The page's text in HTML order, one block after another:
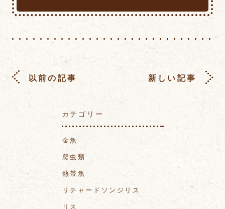
以前の記事 新しい記事
カテゴリー
金魚
爬虫類
熱帯魚
リチャードソンジリス
リス